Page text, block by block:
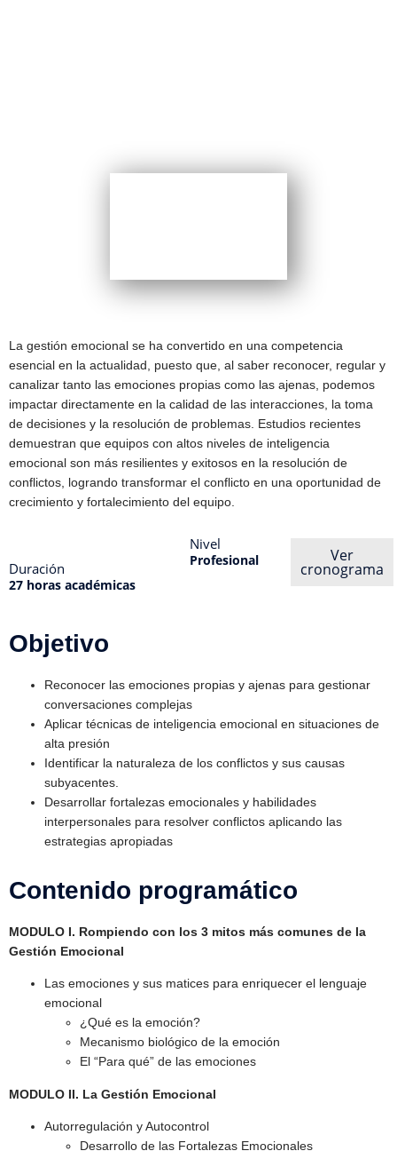
La gestión emocional se ha convertido en una competencia
esencial en la actualidad, puesto que, al saber reconocer, regular y
canalizar tanto las emociones propias como las ajenas, podemos
impactar directamente en la calidad de las interacciones, la toma
de decisiones y la resolución de problemas. Estudios recientes
demuestran que equipos con altos niveles de inteligencia
emocional son más resilientes y exitosos en la resolución de
conflictos, logrando transformar el conflicto en una oportunidad de
crecimiento y fortalecimiento del equipo.
Duración
27 horas académicas
Nivel
Profesional Ver
cronograma
Objetivo
Reconocer las emociones propias y ajenas para gestionar
conversaciones complejas
Aplicar técnicas de inteligencia emocional en situaciones de
alta presión
Identificar la naturaleza de los conflictos y sus causas
subyacentes.
Desarrollar fortalezas emocionales y habilidades
interpersonales para resolver conflictos aplicando las
estrategias apropiadas
Contenido programático
MODULO I. Rompiendo con los 3 mitos más comunes de la
Gestión Emocional
Las emociones y sus matices para enriquecer el lenguaje
emocional
¿Qué es la emoción?
Mecanismo biológico de la emoción
El “Para qué” de las emociones
MODULO II. La Gestión Emocional
Autorregulación y Autocontrol
Desarrollo de las Fortalezas Emocionales